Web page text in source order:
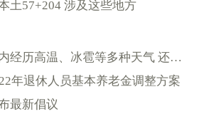
土57+204 涉及这些地方
破纪录！宁波一天内经历高温、冰雹等多种天气 还有13级强风
年退休人员基本养老金调整方案
最新倡议